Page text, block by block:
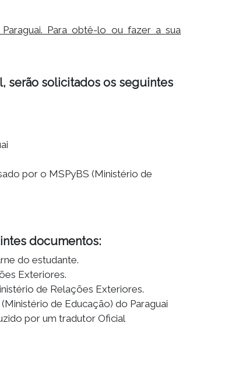
Para obtê-lo ou fazer a sua
serão solicitados os seguintes
por o MSPyBS (Ministério de
documentos:
do estudante.
Exteriores.
de Relações Exteriores.
de Educação) do Paraguai
por um tradutor Oficial